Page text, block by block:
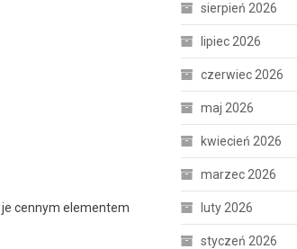
cennym elementem
sierpień 2026
lipiec 2026
czerwiec 2026
maj 2026
kwiecień 2026
marzec 2026
luty 2026
styczeń 2026